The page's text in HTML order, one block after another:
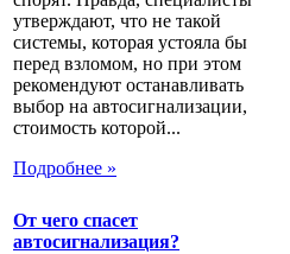
утверждают, что не такой
системы, которая устояла бы
перед взломом, но при этом
рекомендуют останавливать
выбор на автосигнализации,
стоимость которой...
Подробнее »
От чего спасет
автосигнализация?